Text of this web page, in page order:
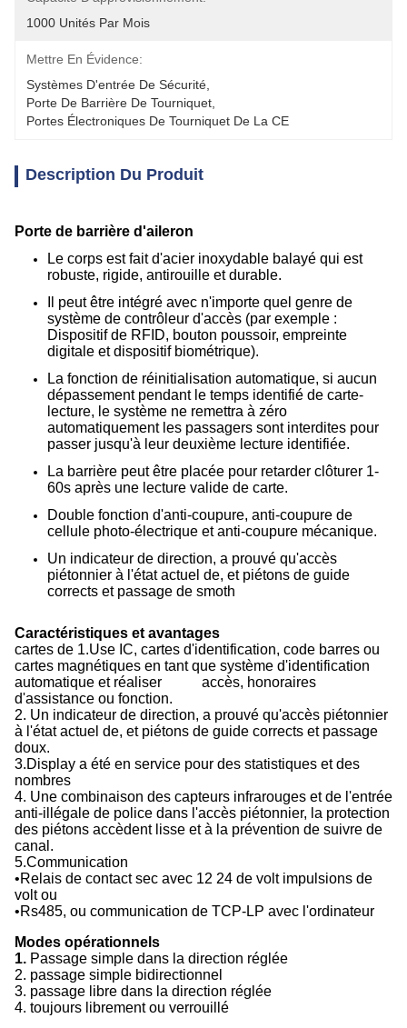
1000 Unités Par Mois
Mettre En Évidence:
Systèmes D'entrée De Sécurité
Porte De Barrière De Tourniquet
Portes Électroniques De Tourniquet De La CE
Description Du Produit
Porte de barrière d'aileron
Le corps est fait d'acier inoxydable balayé qui est
robuste, rigide, antirouille et durable.
Il peut être intégré avec n'importe quel genre de
système de contrôleur d'accès (par exemple :
Dispositif de RFID, bouton poussoir, empreinte
digitale et dispositif biométrique).
La fonction de réinitialisation automatique, si aucun
dépassement pendant le temps identifié de carte-
lecture, le système ne remettra à zéro
automatiquement les passagers sont interdites pour
passer jusqu'à leur deuxième lecture identifiée.
La barrière peut être placée pour retarder clôturer 1-
60s après une lecture valide de carte.
Double fonction d'anti-coupure, anti-coupure de
cellule photo-électrique et anti-coupure mécanique.
Un indicateur de direction, a prouvé qu'accès
piétonnier à l'état actuel de, et piétons de guide
corrects et passage de smoth
Caractéristiques et avantages
cartes de 1.Use IC, cartes d'identification, code barres ou
cartes magnétiques en tant que système d'identification
automatique et réaliser accès, honoraires
d'assistance ou fonction.
2. Un indicateur de direction, a prouvé qu'accès piétonnier
à l'état actuel de, et piétons de guide corrects et passage
doux.
3.Display a été en service pour des statistiques et des
nombres
4. Une combinaison des capteurs infrarouges et de l'entrée
anti-illégale de police dans l'accès piétonnier, la protection
des piétons accèdent lisse et à la prévention de suivre de
canal.
5.Communication
•Relais de contact sec avec 12 24 de volt impulsions de
volt ou
•Rs485, ou communication de TCP-LP avec l'ordinateur
Modes opérationnels
1. Passage simple dans la direction réglée
2. passage simple bidirectionnel
3. passage libre dans la direction réglée
4. toujours librement ou verrouillé